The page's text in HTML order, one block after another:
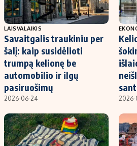
Migracija
Redakcija
Apie mus
Redakcijos politika
Privatumo politika
Turinio žymėjimo taisyklės
Kontaktai
Regionų naujienos
LAISVALAIKIS
Savaitgalis traukiniu per
šalį: kaip susidėlioti
trumpą kelionę be
automobilio ir ilgų
pasiruošimų
2026-06-24 2026-